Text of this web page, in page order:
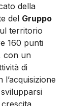
della
del Gruppo
territorio
160 punti
con un
di